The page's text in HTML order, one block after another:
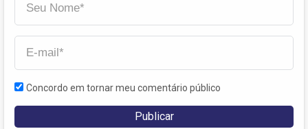
Concordo em tornar meu comentário público